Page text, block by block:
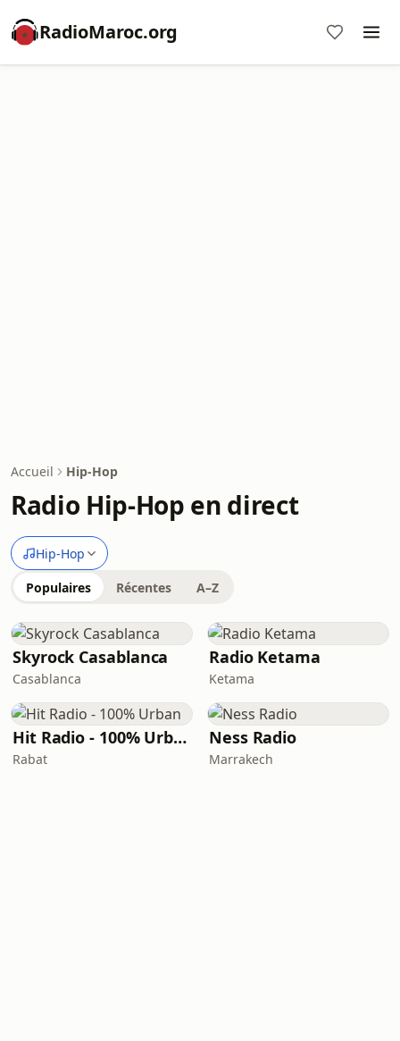
RadioMaroc.org
Accueil Hip-Hop
Radio Hip-Hop en direct
Hip-Hop
Populaires Récentes A–Z
Skyrock Casablanca
Casablanca
Radio Ketama
Ketama
Hit Radio - 100% Urban
Rabat
Ness Radio
Marrakech